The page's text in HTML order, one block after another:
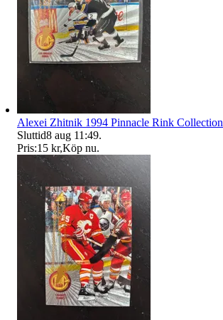
Alexei Zhitnik 1994 Pinnacle Rink Collection
Sluttid8 aug 11:49.
Pris:15 kr,Köp nu.